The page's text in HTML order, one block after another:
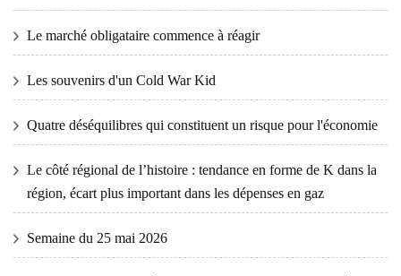
Le marché obligataire commence à réagir
Les souvenirs d'un Cold War Kid
Quatre déséquilibres qui constituent un risque pour l'économie
Le côté régional de l’histoire : tendance en forme de K dans la
région, écart plus important dans les dépenses en gaz
Semaine du 25 mai 2026